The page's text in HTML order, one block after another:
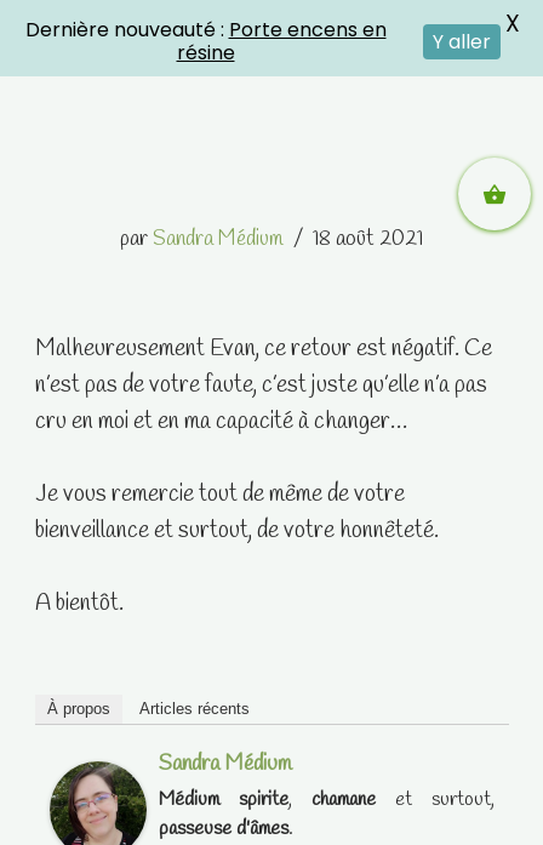
par Sandra Médium 18 août 2021
Malheureusement Evan, ce retour est négatif. Ce
n’est pas de votre faute, c’est juste qu’elle n’a pas
cru en moi et en ma capacité à changer…
Je vous remercie tout de même de votre
bienveillance et surtout, de votre honnêteté.
A bientôt.
À propos Articles récents
Sandra Médium
Médium spirite, chamaneet surtout,
passeuse d'âmes.
Dernière nouveauté : Porte encens en
résine
Y aller
X
Crystal Energies